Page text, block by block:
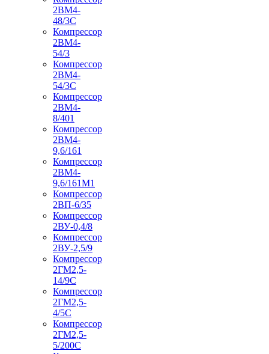
2ВМ4-
48/3С
Компрессор
2ВМ4-
54/3
Компрессор
2ВМ4-
54/3С
Компрессор
2ВМ4-
8/401
Компрессор
2ВМ4-
9,6/161
Компрессор
2ВМ4-
9,6/161М1
Компрессор
2ВП-6/35
Компрессор
2ВУ-0,4/8
Компрессор
2ВУ-2,5/9
Компрессор
2ГМ2,5-
14/9С
Компрессор
2ГМ2,5-
4/5С
Компрессор
2ГМ2,5-
5/200С